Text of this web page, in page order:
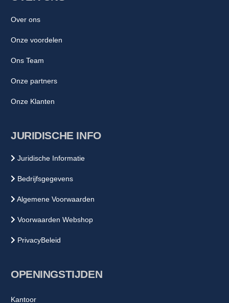
Over ons
Onze voordelen
Ons Team
Onze partners
Onze Klanten
JURIDISCHE INFO
Juridische Informatie
Bedrijfsgegevens
Algemene Voorwaarden
Voorwaarden Webshop
PrivacyBeleid
OPENINGSTIJDEN
Kantoor